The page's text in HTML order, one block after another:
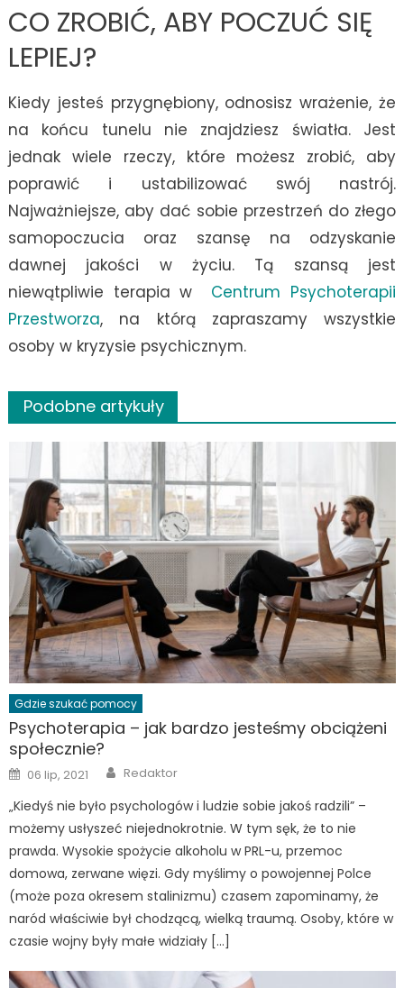
CO ZROBIĆ, ABY POCZUĆ SIĘ
LEPIEJ?
Kiedy jesteś przygnębiony, odnosisz wrażenie, że
na końcu tunelu nie znajdziesz światła. Jest
jednak wiele rzeczy, które możesz zrobić, aby
poprawić i ustabilizować swój nastrój.
Najważniejsze, aby dać sobie przestrzeń do złego
samopoczucia oraz szansę na odzyskanie
dawnej jakości w życiu. Tą szansą jest
niewątpliwie terapia w Centrum Psychoterapii
Przestworza, na którą zapraszamy wszystkie
osoby w kryzysie psychicznym.
Podobne artykuły
Gdzie szukać pomocy
Psychoterapia – jak bardzo jesteśmy obciążeni
społecznie?
Posted
on
06 lip, 2021 Author
Redaktor
„Kiedyś nie było psychologów i ludzie sobie jakoś radzili” –
możemy usłyszeć niejednokrotnie. W tym sęk, że to nie
prawda. Wysokie spożycie alkoholu w PRL-u, przemoc
domowa, zerwane więzi. Gdy myślimy o powojennej Polce
(może poza okresem stalinizmu) czasem zapominamy, że
naród właściwie był chodzącą, wielką traumą. Osoby, które w
czasie wojny były małe widziały […]